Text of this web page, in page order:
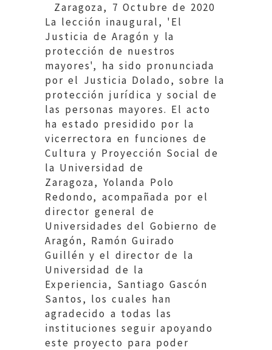
Zaragoza, 7 Octubre de 2020
La lección inaugural, 'El
Justicia de Aragón y la
protección de nuestros
mayores', ha sido pronunciada
por el Justicia Dolado, sobre la
protección jurídica y social de
las personas mayores. El acto
ha estado presidido por la
vicerrectora en funciones de
Cultura y Proyección Social de
la Universidad de
Zaragoza, Yolanda Polo
Redondo, acompañada por el
director general de
Universidades del Gobierno de
Aragón, Ramón Guirado
Guillén y el director de la
Universidad de la
Experiencia, Santiago Gascón
Santos, los cuales han
agradecido a todas las
instituciones seguir apoyando
este proyecto para poder